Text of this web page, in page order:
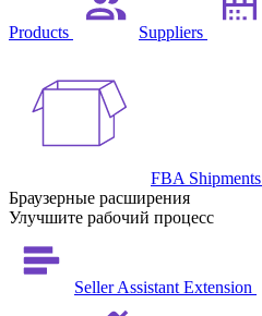
Products Suppliers
FBA Shipments
Браузерные расширения
Улучшите рабочий процесс
Seller Assistant Extension